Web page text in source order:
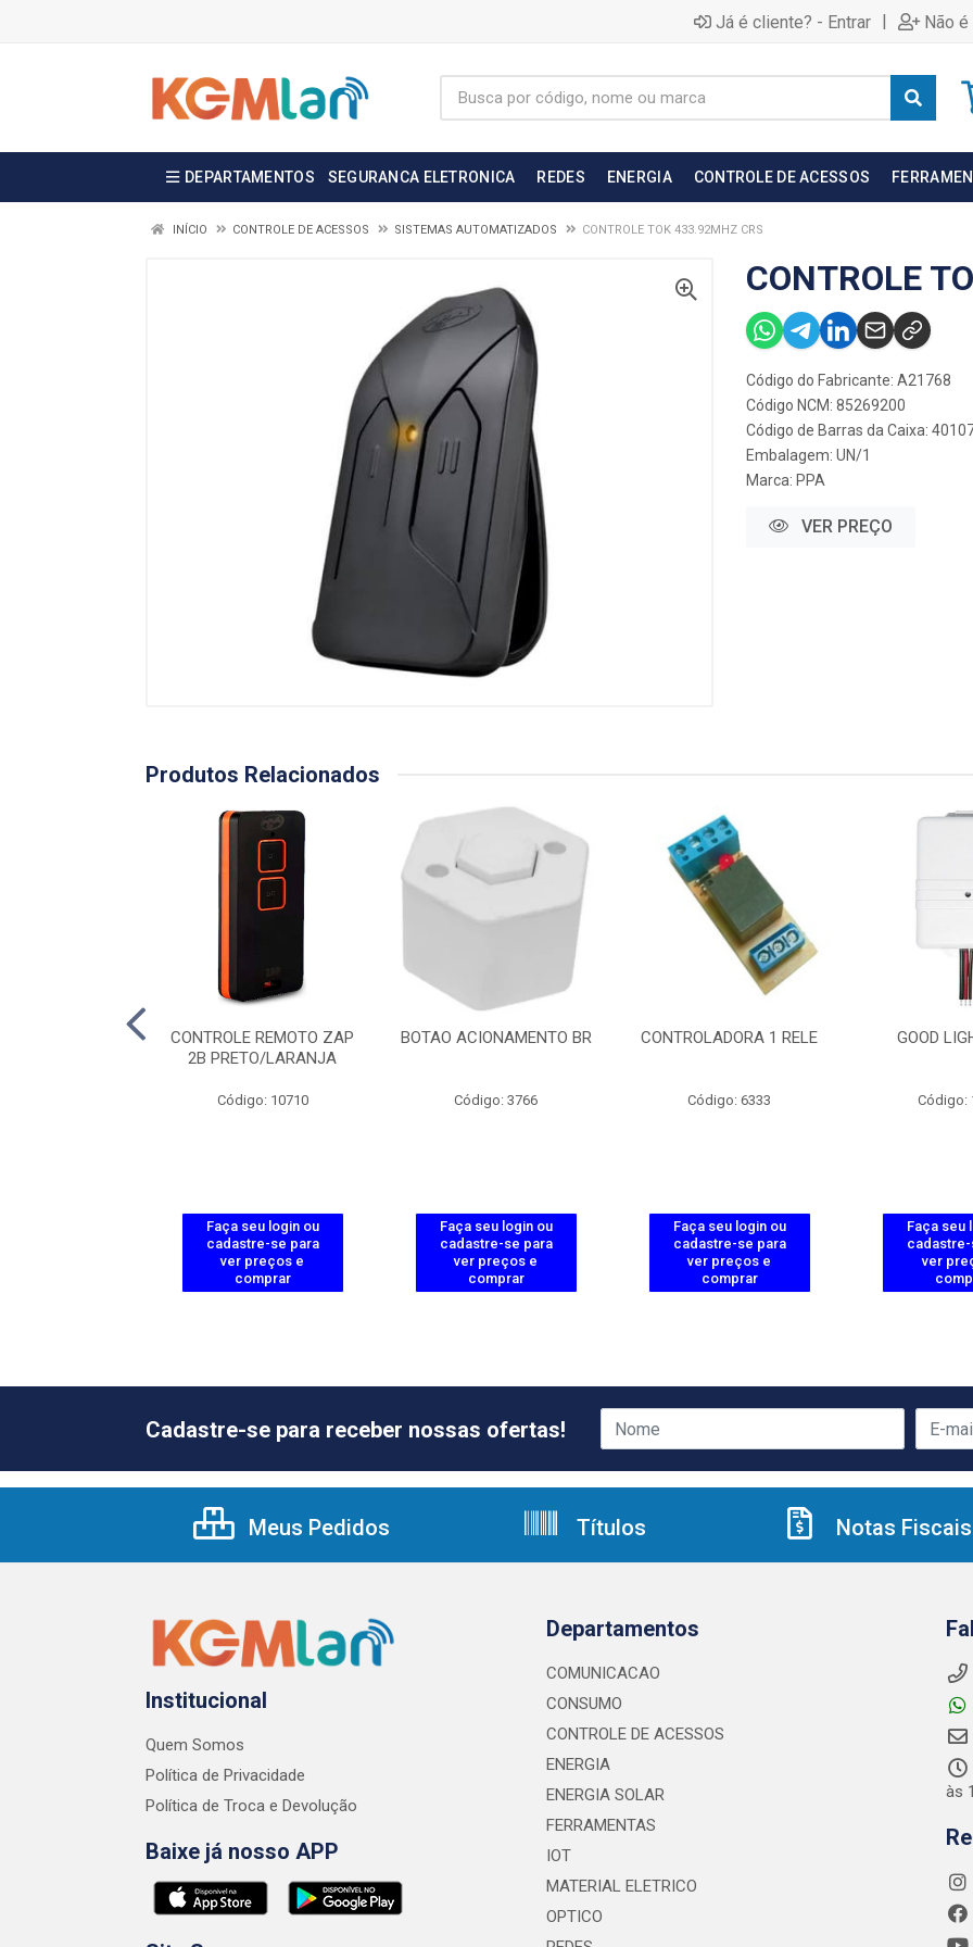
Já é cliente? - Entrar | Não
DEPARTAMENTOS SEGURANCA ELETRONICA REDES ENERGIA CONTROLE DE ACESSOS
INÍCIO CONTROLE DE ACESSOS SISTEMAS AUTOMATIZADOS CONTROLE TOK 433.92MHZ CRS
CONTROLE
Código do Fabricante: A21768
Código NCM: 85269200
Código de Barras da Caixa:
Embalagem: UN/1
Marca: PPA
VER PREÇO
Produtos Relacionados
CONTROLE REMOTO ZAP
2B PRETO/LARANJA
Código: 10710
Faça seu login ou
cadastre-se para
ver preços e
comprar
BOTAO ACIONAMENTO BR
Código: 3766
Faça seu login ou
cadastre-se para
ver preços e
comprar
CONTROLADORA 1 RELE
Código: 6333
Faça seu login ou
cadastre-se para
ver preços e
comprar
GOOD
Código:
Faça seu
ver
Cadastre-se para receber nossas ofertas!
Meus Pedidos Títulos Notas Fiscais
Institucional
Quem Somos
Política de Privacidade
Política de Troca e Devolução
Baixe já nosso APP
Departamentos
COMUNICACAO
CONSUMO
CONTROLE DE ACESSOS
ENERGIA
ENERGIA SOLAR
FERRAMENTAS
IOT
MATERIAL ELETRICO
OPTICO
às